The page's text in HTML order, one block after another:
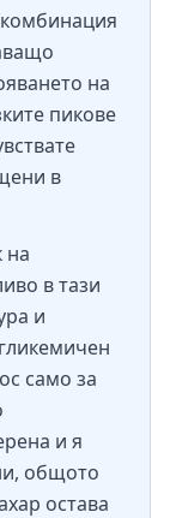
на
пикове
в
на
в тази
и
само за
и я
общото
остава